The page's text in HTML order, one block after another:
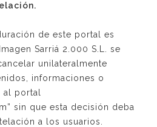
de este portal es
Sarriá 2.000 S.L. se
unilateralmente
informaciones o
portal
sin que esta decisión deba
a los usuarios.